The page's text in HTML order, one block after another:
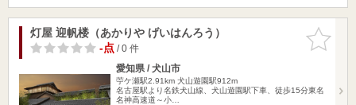
お気に入
りに追加
灯屋 迎帆楼（あかりや げいはんろう）
-点/ 0 件
愛知県 / 犬山市
苧ケ瀬駅2.91km 犬山遊園駅912m
名古屋駅より名鉄犬山線、犬山遊園駅下車、徒歩15分東名
名神高速道～小…